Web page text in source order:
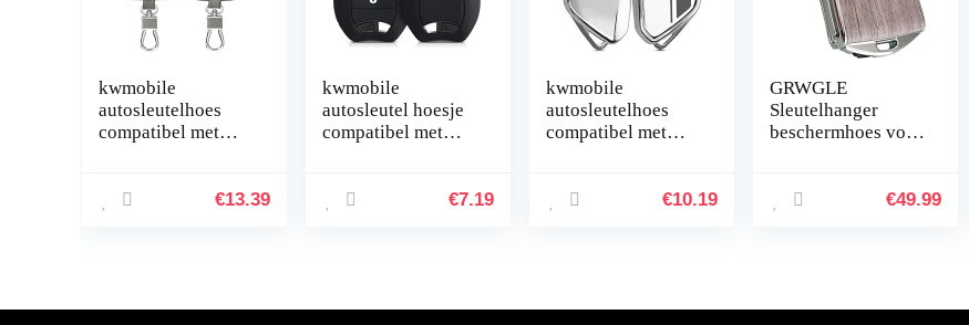
kwmobile
autosleutelhoes
compatibel met
autosleutel (alleen
€13.39
kwmobile
autosleutel hoesje
compatibel met
autosleutel (alleen
€7.19
kwmobile
autosleutelhoes
compatibel met
beschermhoes –
€10.19
GRWGLE
Sleutelhanger
beschermhoes voor
V60 V90, Polestar
€49.99